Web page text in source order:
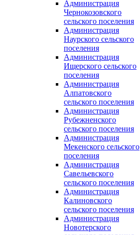
Администрация
Чернокозовского
сельского поселения
Администрация
Наурского сельского
поселения
Администрация
Ищерского сельского
поселения
Администрация
Алпатовского
сельского поселения
Администрация
Рубежненского
сельского поселения
Администрация
Мекенского сельского
поселения
Администрация
Савельевского
сельского поселения
Администрация
Калиновского
сельского поселения
Администрация
Новотерского